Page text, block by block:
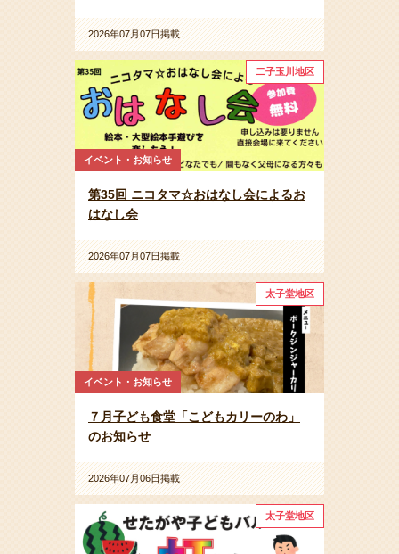
2026年07月07日掲載
二子玉川地区
イベント・お知らせ
第35回 ニコタマ☆おはなし会によるお
はなし会
2026年07月07日掲載
太子堂地区
イベント・お知らせ
７月子ども食堂「こどもカリーのわ」
のお知らせ
2026年07月06日掲載
太子堂地区